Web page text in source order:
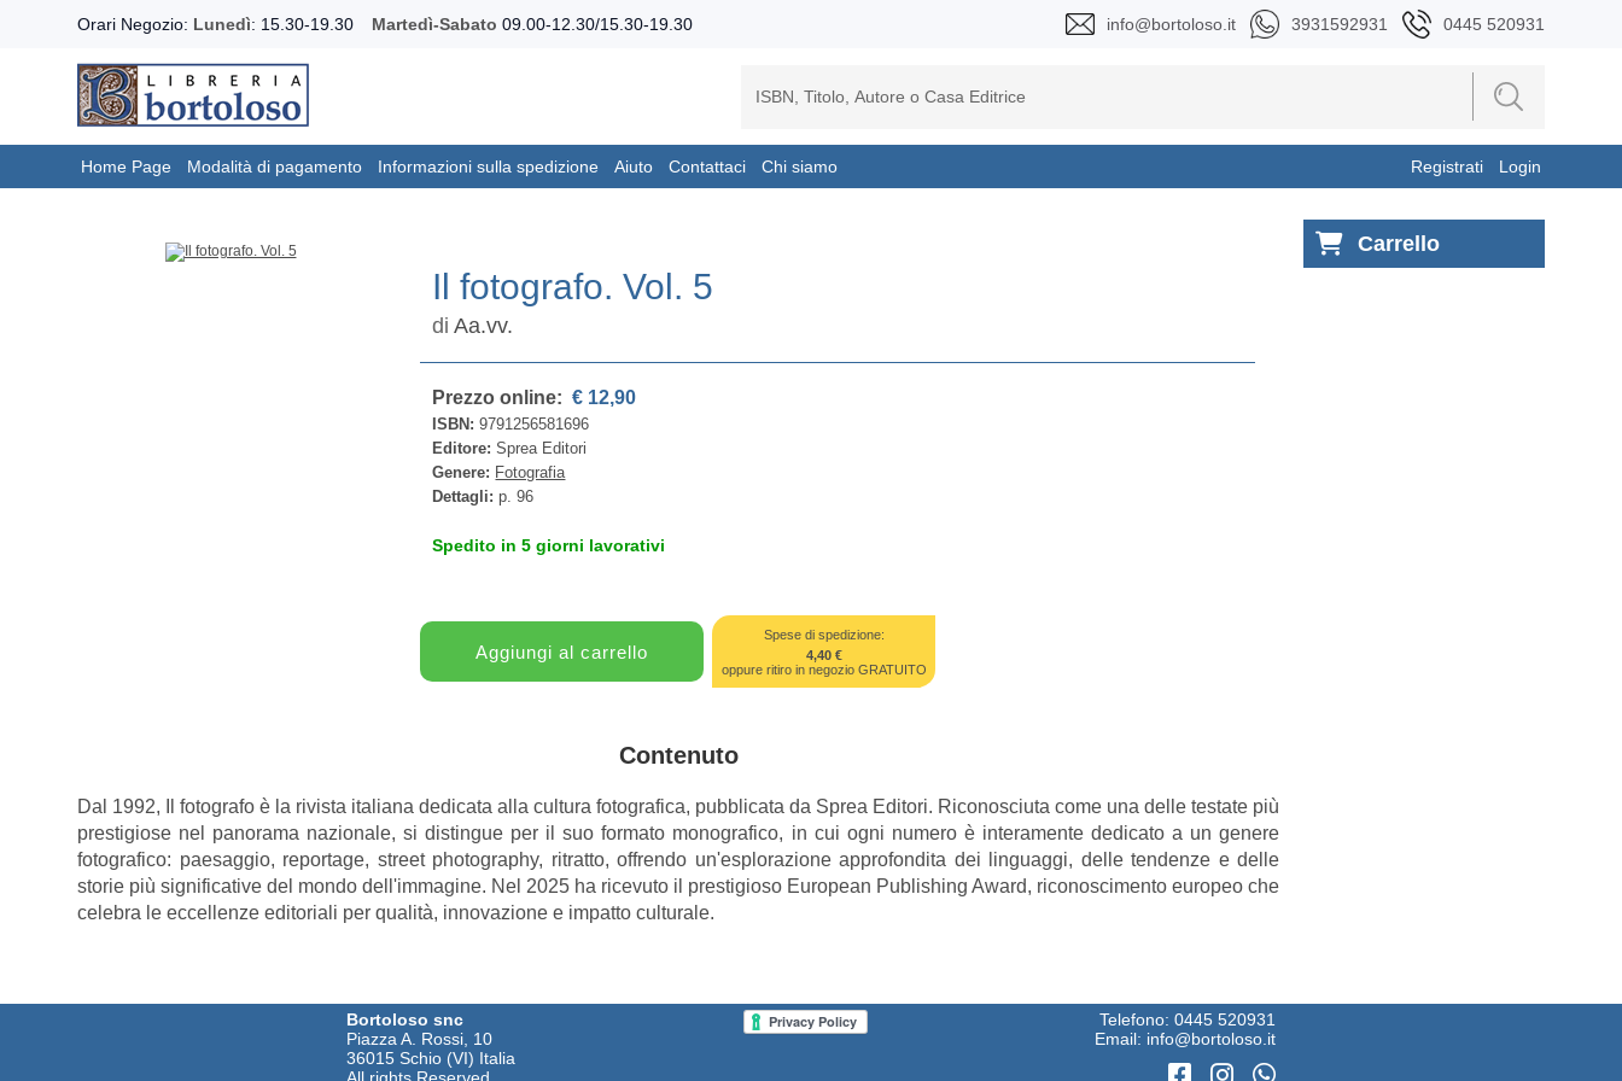
Orari Negozio: Lunedì: 15.30-19.30 Martedì-Sabato 09.00-12.30/15.30-19.30 info@bortoloso.it 3931592931 0445 520931
Home Page Modalità di pagamento Informazioni sulla spedizione Aiuto Contattaci Chi siamo Registrati Login
Il fotografo. Vol. 5
diAa.vv.
Prezzo online: € 12,90
ISBN:9791256581696
Editore:Sprea Editori
Genere: Fotografia
Dettagli:p. 96
Spedito in 5 giorni lavorativi
Spese di spedizione:
4,40 €
oppure ritiro in negozio GRATUITO
Contenuto
Dal 1992, Il fotografo è la rivista italiana dedicata alla cultura fotografica, pubblicata da Sprea Editori. Riconosciuta come una delle testate più
prestigiose nel panorama nazionale, si distingue per il suo formato monografico, in cui ogni numero è interamente dedicato a un genere
fotografico: paesaggio, reportage, street photography, ritratto, offrendo un'esplorazione approfondita dei linguaggi, delle tendenze e delle
storie più significative del mondo dell'immagine. Nel 2025 ha ricevuto il prestigioso European Publishing Award, riconoscimento europeo che
celebra le eccellenze editoriali per qualità, innovazione e impatto culturale.
Carrello
Bortoloso snc
Piazza A. Rossi, 10
36015 Schio (VI) Italia
Telefono: 0445 520931
Email: info@bortoloso.it